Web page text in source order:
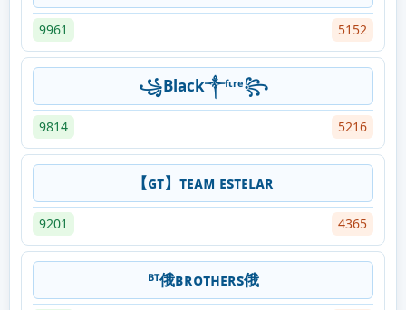
9961 5152
꧁Black༒ᶠᶥʳᵉ꧂
9814 5216
【ɢᴛ】ᴛᴇᴀᴍ ᴇsᴛᴇʟᴀʀ
9201 4365
ᴮᵀ俄ʙʀᴏᴛʜᴇʀs俄